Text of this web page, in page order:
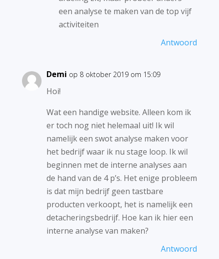
een analyse te maken van de top vijf
activiteiten
Antwoord
Demi op 8 oktober 2019 om 15:09
Hoi!
Wat een handige website. Alleen kom ik
er toch nog niet helemaal uit! Ik wil
namelijk een swot analyse maken voor
het bedrijf waar ik nu stage loop. Ik wil
beginnen met de interne analyses aan
de hand van de 4 p’s. Het enige probleem
is dat mijn bedrijf geen tastbare
producten verkoopt, het is namelijk een
detacheringsbedrijf. Hoe kan ik hier een
interne analyse van maken?
Antwoord